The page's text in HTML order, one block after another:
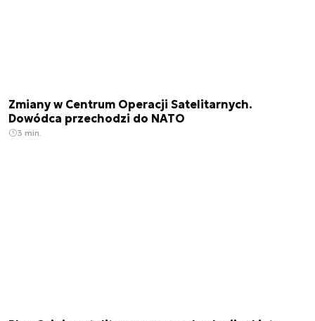
Zmiany w Centrum Operacji Satelitarnych.
Dowódca przechodzi do NATO
3 min.